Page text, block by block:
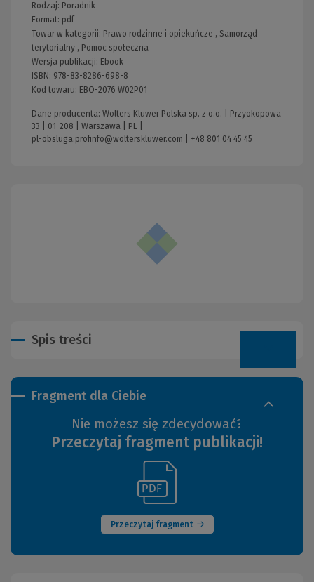
Fragment dla Ciebie
Nie możesz się zdecydować?
Przeczytaj fragment publikacji!
Przeczytaj fragment
(Nowe
okno)
innej
strony)
Rodzaj: Poradnik
Format: pdf
Towar w kategorii: Prawo rodzinne i opiekuńcze , Samorząd
terytorialny , Pomoc społeczna
Wersja publikacji: Ebook
ISBN: 978-83-8286-698-8
Kod towaru: EBO-2076 W02P01
Dane producenta: Wolters Kluwer Polska sp. z o.o. | Przyokopowa
33 | 01-208 | Warszawa | PL |
pl-obsluga.profinfo@wolterskluwer.com
+48 801 04 45 45
Spis treści